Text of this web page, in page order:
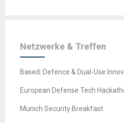
Netzwerke & Treffen
Based: Defence & Dual-Use
European Defense Tech
Munich Security Breakfast